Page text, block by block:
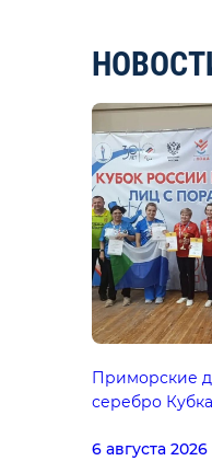
Приморские
серебро
6 августа 2026